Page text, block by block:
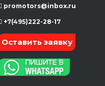
promotors@inbox.ru
+7(495)222-28-17
Оставить заявку